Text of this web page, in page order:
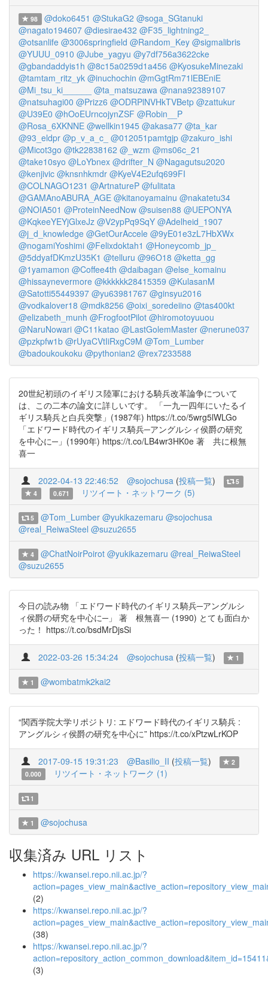
98 @doko6451 @StukaG2 @soga_SGtanuki
@nagato194607 @diesirae432 @F35_lightning2_
@otsanlife @3006springfield @Random_Key @sigmalibris
@YUUU_0910 @Jube_yagyu @y7df756a3622cke
@gbandaddyis1h @8c15a0259d1a456 @KyosukeMinezaki
@tamtam_ritz_yk @inuchochin @mGgtRm71lEBEniE
@Mi_tsu_ki______
@ta_matsuzawa @nana92389107
@natsuhagi00 @Prizz6 @ODRPlNVHkTVBetp @zattukur
@U39E0 @hOoEUrncojynZSF @Robin__P
@Rosa_6XKNNE @wellkin1945 @akasa77 @ta_kar
@93_eldpr @p_v_a_c_ @012051pamtgjp @zakuro_ishi
@Micot3go @tk22838162 @_wzm @ms06c_21
@take10syo @LoYbnex @drifter_N @Nagagutsu2020
@kenjivic @knsnhkmdr @KyeV4E2ufq699FI
@COLNAGO1231 @ArtnatureP @fulitata
@GAMAnoABURA_AGE @kitanoyamainu @nakatetu34
@NOIA501 @ProteinNeedNow @suisen88 @UEPONYA
@KqkeeYEYjGlxeJz @V2ypPq9SqY @Adelheid_1907
@j_d_knowledge @GetOurAccele @9yE01e3zL7HbXWx
@nogamiYoshimi @Felixdoktah1 @Honeycomb_jp_
@5ddyafDKmzU35K1 @telluru @96O18 @ketta_gg
@1yamamon @Coffee4th @daibagan @else_komainu
@hissaynevermore @kkkkkk28415359 @KulasanM
@Satotti55449397 @yu63981767 @ginsyu2016
@vodkalover18 @mdk8256 @oixi_soredeiino @tas400kt
@elizabeth_munh @FrogfootPilot @hiromotoyuuou
@NaruNowari @C11katao @LastGolemMaster @nerune037
@pzkpfw1b @rUyaCVtIiRxgC9M @Tom_Lumber
@badoukoukoku @pythonian2 @rex7233588
20世紀初頭のイギリス陸軍における騎兵改革論争について
は、この二本の論文に詳しいです。 「一九一四年にいたるイ
ギリス騎兵と白兵突撃」(1987年) https://t.co/5wrg5lWLGo
「エドワード時代のイギリス騎兵─アングルシィ侯爵の研究
を中心に─」(1990年) https://t.co/LB4wr3HK0e 著 共に根無
喜一
2022-04-13 22:46:52 @sojochusa (投稿一覧)
5
4
0.671 リツイート・ネットワーク (5)
5 @Tom_Lumber @yukikazemaru @sojochusa
@real_ReiwaSteel @suzu2655
4 @ChatNoirPoirot @yukikazemaru @real_ReiwaSteel
@suzu2655
今日の読み物 「エドワード時代のイギリス騎兵─アングルシ
ィ侯爵の研究を中心に─」 著 根無喜一 (1990) とても面白か
った！ https://t.co/bsdMrDjsSi
2022-03-26 15:34:24 @sojochusa (投稿一覧) 1
1 @wombatmk2kai2
“関西学院大学リポジトリ: エドワード時代のイギリス騎兵 :
アングルシィ侯爵の研究を中心に” https://t.co/xPtzwLrKOP
2017-09-15 19:31:23 @Basilio_II (投稿一覧)
2
0.000
リツイート・ネットワーク (1)
1
1 @sojochusa
収集済み URL リスト
https://kwansei.repo.nii.ac.jp/?
(2)
https://kwansei.repo.nii.ac.jp/?
(38)
https://kwansei.repo.nii.ac.jp/?
(3)